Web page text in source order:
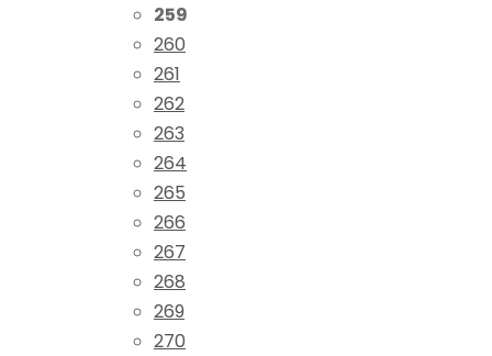
259
260
261
262
263
264
265
266
267
268
269
270